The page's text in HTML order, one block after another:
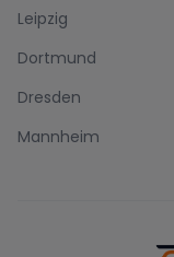
Leipzig
Dortmund
Dresden
Mannheim